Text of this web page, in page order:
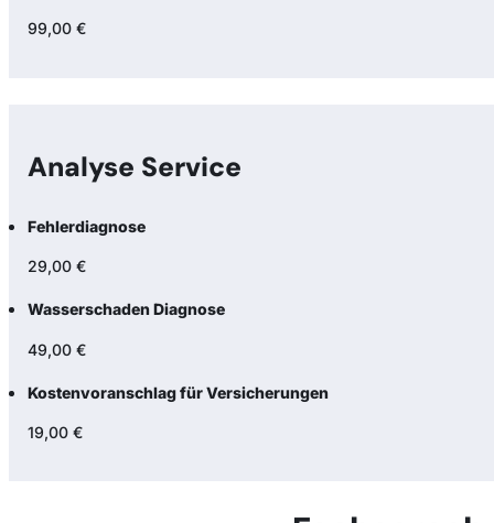
99,00 €
Analyse Service
Fehlerdiagnose
29,00 €
Wasserschaden Diagnose
49,00 €
Kostenvoranschlag für Versicherungen
19,00 €